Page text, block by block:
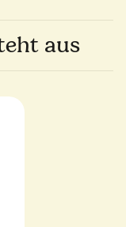
aus